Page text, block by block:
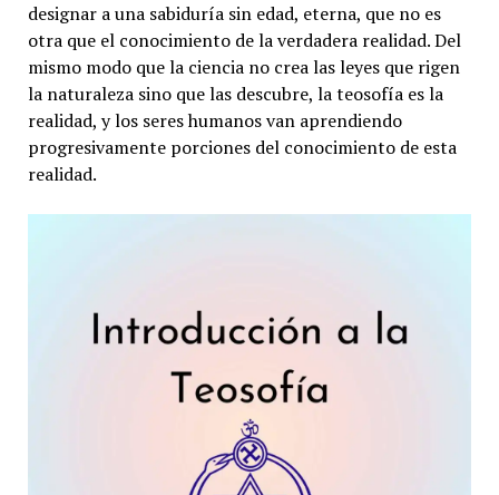
designar a una sabiduría sin edad, eterna, que no es
otra que el conocimiento de la verdadera realidad. Del
mismo modo que la ciencia no crea las leyes que rigen
la naturaleza sino que las descubre, la teosofía es la
realidad, y los seres humanos van aprendiendo
progresivamente porciones del conocimiento de esta
realidad.